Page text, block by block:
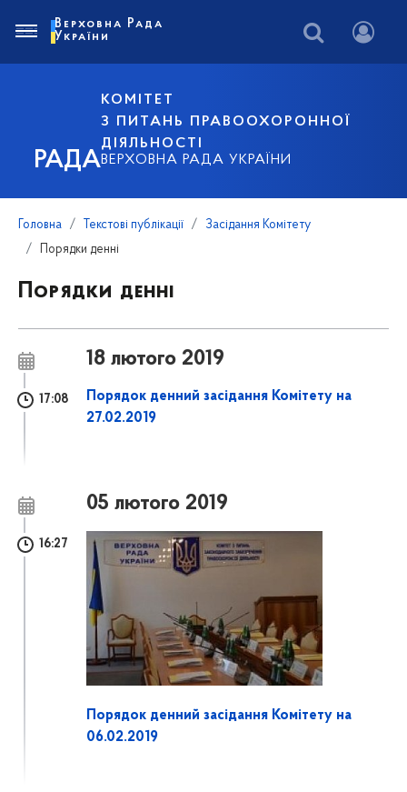
РАДА
КОМІТЕТ
З ПИТАНЬ ПРАВООХОРОННОЇ
ДІЯЛЬНОСТІ
ВЕРХОВНА РАДА УКРАЇНИ
Верховна Рада
України
Головна Текстові публікації
Засідання Комітету
Порядки денні
Порядки денні
18 лютого 2019
17:08
Порядок денний засідання Комітету на
27.02.2019
05 лютого 2019
16:27
Порядок денний засідання Комітету на
06.02.2019